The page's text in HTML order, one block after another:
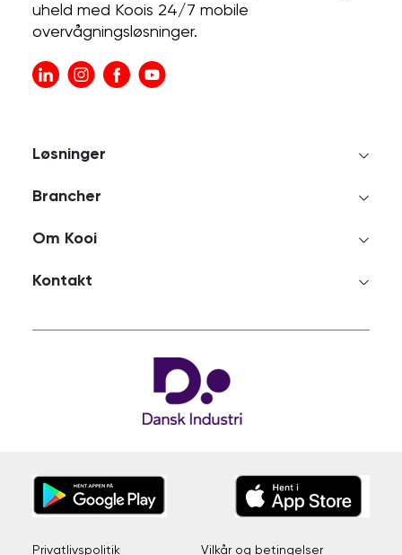
uheld med Koois 24/7 mobile
overvågningsløsninger.
Løsninger
Brancher
Om Kooi
Kontakt
Privatlivspolitik Vilkår og betingelser